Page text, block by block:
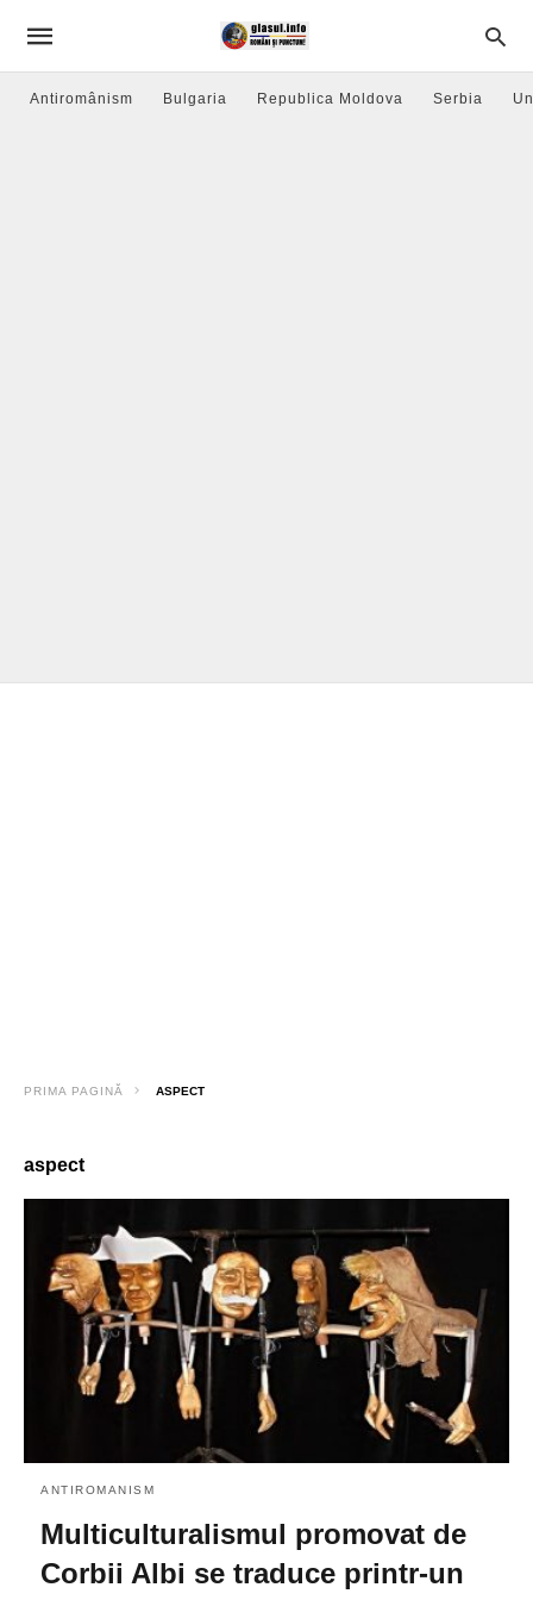
Antiromânism Bulgaria Republica Moldova Serbia
PRIMA PAGINĂ ASPECT
aspect
ANTIROMANISM
Multiculturalismul promovat de
Corbii Albi se traduce printr-un